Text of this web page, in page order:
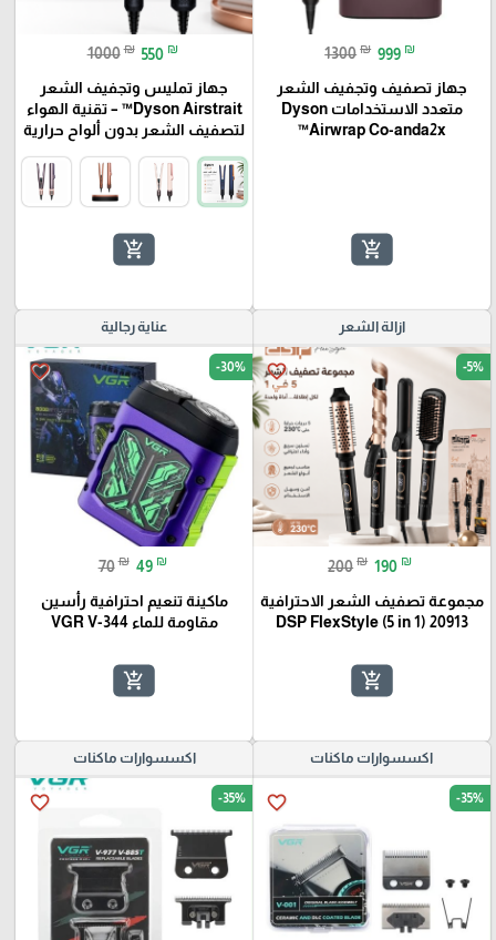
1300 ₪ 999 ₪
جهاز تصفيف وتجفيف الشعر
متعدد الاستخدامات Dyson
Airwrap Co-anda2x™
add_shopping_cart
1000 ₪ 550 ₪
جهاز تمليس وتجفيف الشعر
Dyson Airstrait™ – تقنية الهواء
لتصفيف الشعر بدون ألواح حرارية
add_shopping_cart
ازالة الشعر
favorite_border -5%
200 ₪ 190 ₪
مجموعة تصفيف الشعر الاحترافية
20913 (DSP FlexStyle (5 in 1
add_shopping_cart
عناية رجالية
favorite_border -30%
70 ₪ 49 ₪
ماكينة تنعيم احترافية رأسين
مقاومة للماء VGR V-344
add_shopping_cart
اكسسوارات ماكنات
favorite_border -35%
اكسسوارات ماكنات
favorite_border -35%